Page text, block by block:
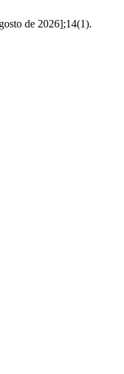
de 2026];14(1).